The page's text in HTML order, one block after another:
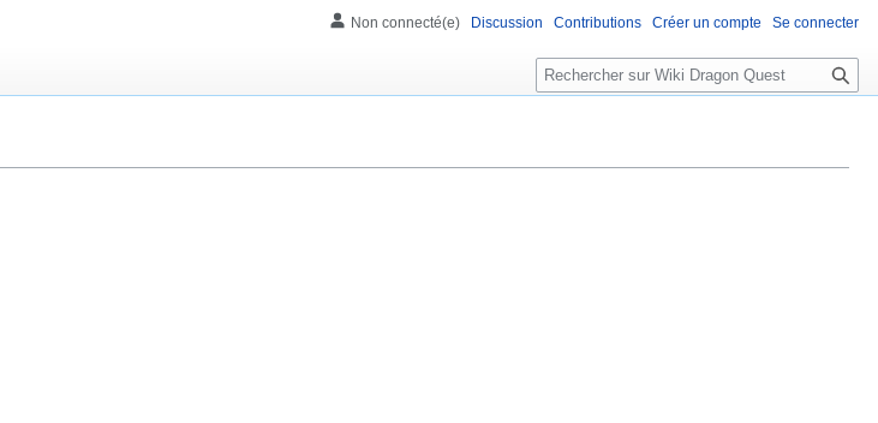
Non connecté(e) Discussion Contributions Créer un compte Se connecter
R
e
e